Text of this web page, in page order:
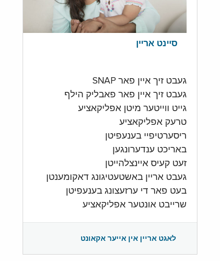
סיינט אריין
געבט זיך איין פאר SNAP
געבט זיך איין פאר פאבליק הילף
גייט ווייטער מיטן אפליקאציע
טרעק אפליקאציע
ריסערטיפיי בענעפיטן
באריכט ענדערונגען
זעט קעיס איינצלהייטן
געבט אריין באשטעטיגונג דאקומענטן
בעט פאר די ערזעצונג בענעפיטן
שרייבט אונטער אפליקאציע
לאגט אריין אין אייער אקאונט